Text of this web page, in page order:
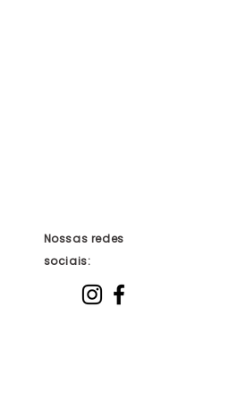
Nossas redes
sociais: